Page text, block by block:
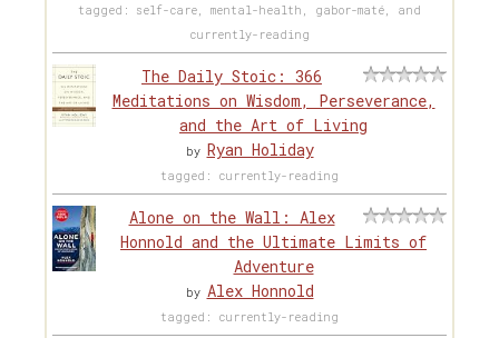
tagged: self-care, mental-health, gabor-maté, and
currently-reading
The Daily Stoic: 366
Meditations on Wisdom, Perseverance,
and the Art of Living
by Ryan Holiday
tagged: currently-reading
Alone on the Wall: Alex
Honnold and the Ultimate Limits of
Adventure
by Alex Honnold
tagged: currently-reading